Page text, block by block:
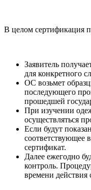
В целом сертификация
Заявитель
для конкретного
ОС возьмет
последующего
прошедшей
При изучении
осуществляться
Если будут
соответствующее
сертификат.
Далее ежегодно
контроль.
времени действия